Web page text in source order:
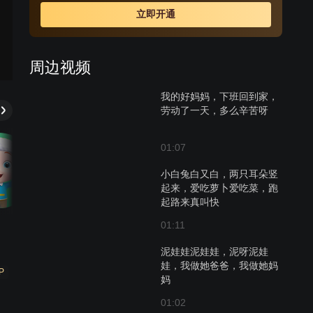
立即开通
周边视频
我的好妈妈，下班回到家，
劳动了一天，多么辛苦呀
01:07
小白兔白又白，两只耳朵竖
起来，爱吃萝卜爱吃菜，跑
起路来真叫快
01:11
泥娃娃泥娃娃，泥呀泥娃
娃，我做她爸爸，我做她妈
妈
01:02